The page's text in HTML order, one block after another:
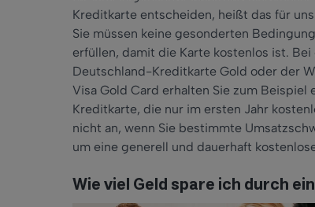
Kreditkarte entscheiden, heißt das für
Sie müssen keine gesonderten
erfüllen, damit die Karte kostenlos ist. Bei
Deutschland-Kreditkarte Gold oder der
Visa Gold Card erhalten Sie zum Beispiel
Kreditkarte, die nur im ersten Jahr
nicht an, wenn Sie bestimmte
um eine generell und dauerhaft
Wie viel Geld spare ich durch